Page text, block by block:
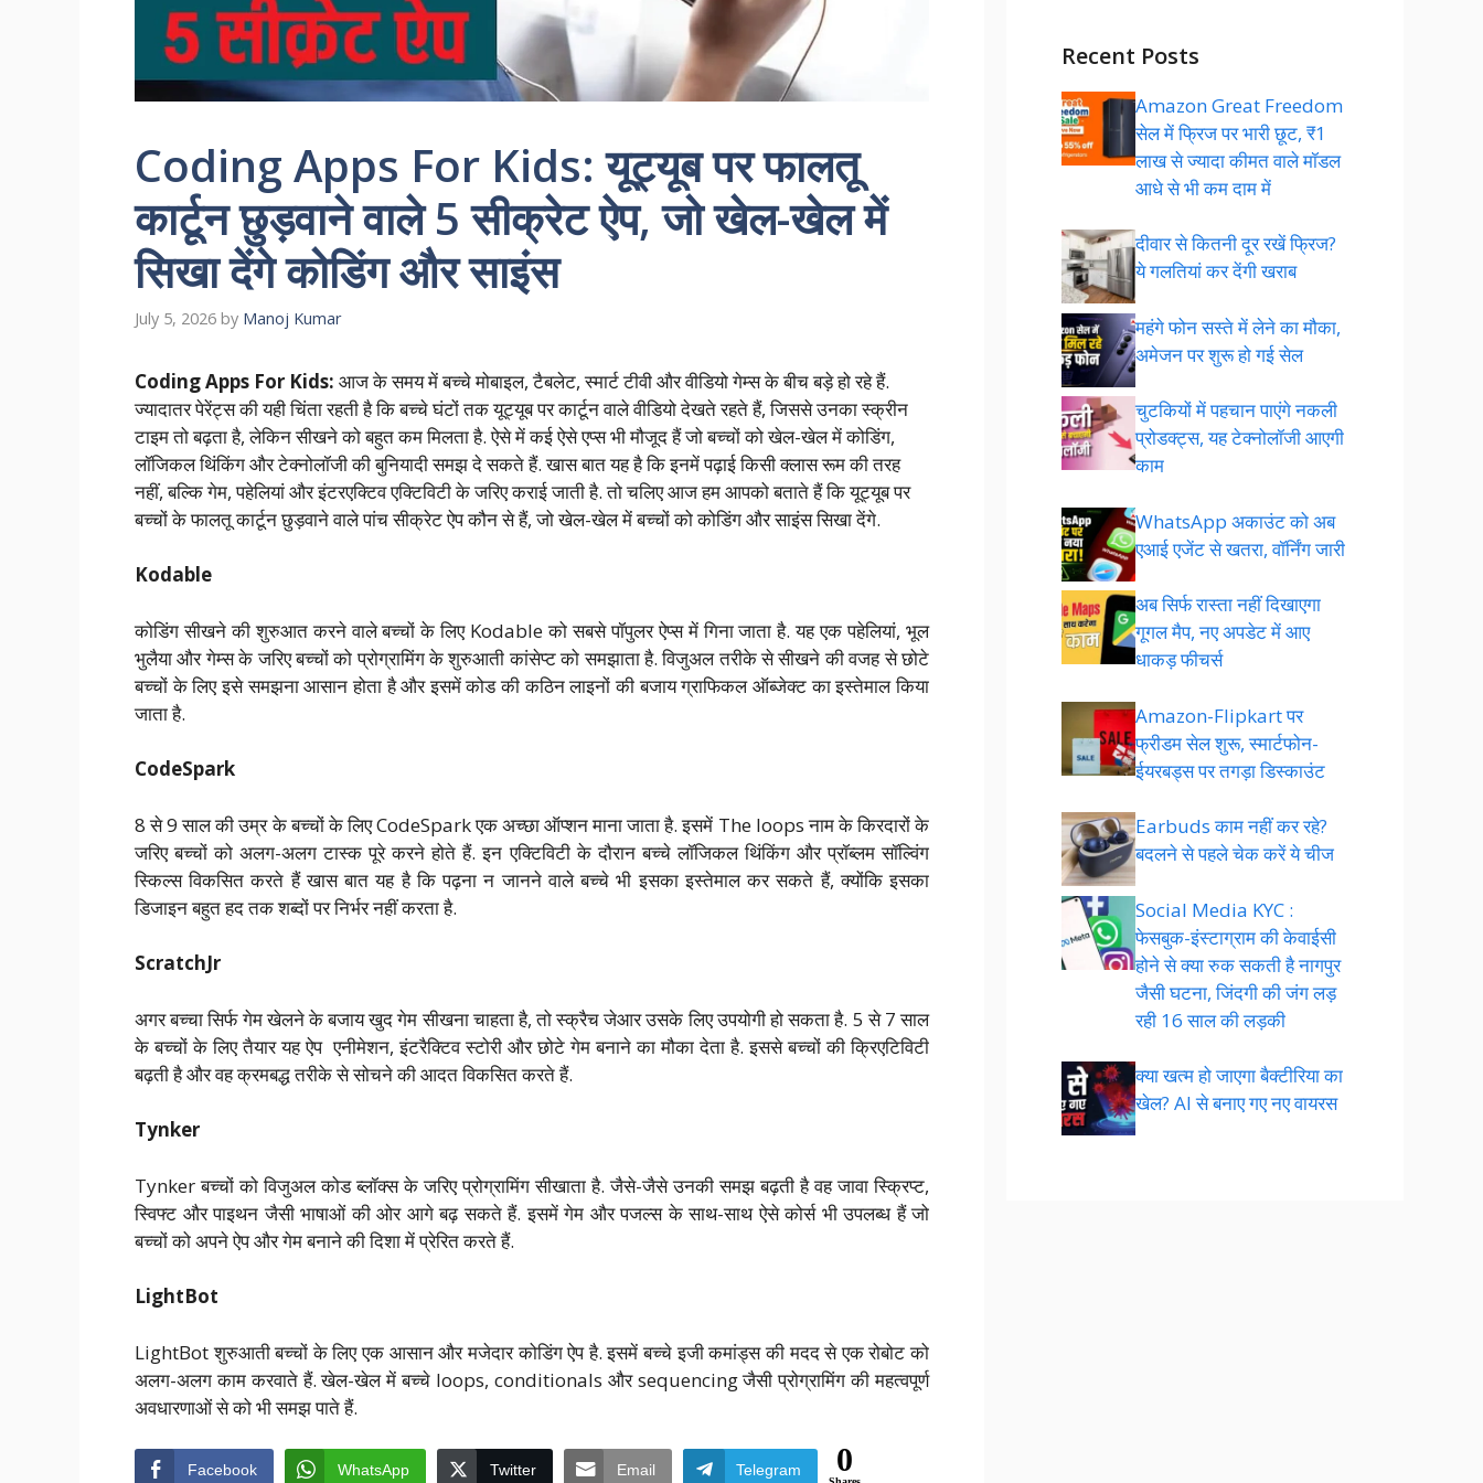
Coding Apps For Kids: यूट्यूब पर फालतू
कार्टून छुड़वाने वाले 5 सीक्रेट ऐप, जो खेल-खेल में
सिखा देंगे कोडिंग और साइंस
July 5, 2026 by Manoj Kumar
Coding Apps For Kids: आज के समय में बच्चे मोबाइल, टैबलेट, स्मार्ट टीवी और वीडियो गेम्स के बीच बड़े हो रहे हैं.
ज्यादातर पेरेंट्स की यही चिंता रहती है कि बच्चे घंटों तक यूट्यूब पर कार्टून वाले वीडियो देखते रहते हैं, जिससे उनका स्क्रीन
टाइम तो बढ़ता है, लेकिन सीखने को बहुत कम मिलता है. ऐसे में कई ऐसे एप्स भी मौजूद हैं जो बच्चों को खेल-खेल में कोडिंग,
लॉजिकल थिंकिंग और टेक्नोलॉजी की बुनियादी समझ दे सकते हैं. खास बात यह है कि इनमें पढ़ाई किसी क्लास रूम की तरह
नहीं, बल्कि गेम, पहेलियां और इंटरएक्टिव एक्टिविटी के जरिए कराई जाती है. तो चलिए आज हम आपको बताते हैं कि यूट्यूब पर
बच्चों के फालतू कार्टून छुड़वाने वाले पांच सीक्रेट ऐप कौन से हैं, जो खेल-खेल में बच्चों को कोडिंग और साइंस सिखा देंगे.
Kodable
कोडिंग सीखने की शुरुआत करने वाले बच्चों के लिए Kodable को सबसे पॉपुलर ऐप्स में गिना जाता है. यह एक पहेलियां, भूल
भुलैया और गेम्स के जरिए बच्चों को प्रोग्रामिंग के शुरुआती कांसेप्ट को समझाता है. विजुअल तरीके से सीखने की वजह से छोटे
बच्चों के लिए इसे समझना आसान होता है और इसमें कोड की कठिन लाइनों की बजाय ग्राफिकल ऑब्जेक्ट का इस्तेमाल किया
जाता है.
CodeSpark
8 से 9 साल की उम्र के बच्चों के लिए CodeSpark एक अच्छा ऑप्शन माना जाता है. इसमें The loops नाम के किरदारों के
जरिए बच्चों को अलग-अलग टास्क पूरे करने होते हैं. इन एक्टिविटी के दौरान बच्चे लॉजिकल थिंकिंग और प्रॉब्लम सॉल्विंग
स्किल्स विकसित करते हैं खास बात यह है कि पढ़ना न जानने वाले बच्चे भी इसका इस्तेमाल कर सकते हैं, क्योंकि इसका
डिजाइन बहुत हद तक शब्दों पर निर्भर नहीं करता है.
ScratchJr
अगर बच्चा सिर्फ गेम खेलने के बजाय खुद गेम सीखना चाहता है, तो स्क्रैच जेआर उसके लिए उपयोगी हो सकता है. 5 से 7 साल
के बच्चों के लिए तैयार यह ऐप एनीमेशन, इंटरैक्टिव स्टोरी और छोटे गेम बनाने का मौका देता है. इससे बच्चों की क्रिएटिविटी
बढ़ती है और वह क्रमबद्ध तरीके से सोचने की आदत विकसित करते हैं.
Tynker
Tynker बच्चों को विजुअल कोड ब्लॉक्स के जरिए प्रोग्रामिंग सीखाता है. जैसे-जैसे उनकी समझ बढ़ती है वह जावा स्क्रिप्ट,
स्विफ्ट और पाइथन जैसी भाषाओं की ओर आगे बढ़ सकते हैं. इसमें गेम और पजल्स के साथ-साथ ऐसे कोर्स भी उपलब्ध हैं जो
बच्चों को अपने ऐप और गेम बनाने की दिशा में प्रेरित करते हैं.
LightBot
LightBot शुरुआती बच्चों के लिए एक आसान और मजेदार कोडिंग ऐप है. इसमें बच्चे इजी कमांड्स की मदद से एक रोबोट को
अलग-अलग काम करवाते हैं. खेल-खेल में बच्चे loops, conditionals और sequencing जैसी प्रोग्रामिंग की महत्वपूर्ण
अवधारणाओं से को भी समझ पाते हैं.
Facebook WhatsApp Twitter Email Telegram 0
Recent Posts
Amazon Great Freedom
सेल में फ्रिज पर भारी छूट, ₹1
लाख से ज्यादा कीमत वाले मॉडल
आधे से भी कम दाम में
दीवार से कितनी दूर रखें फ्रिज?
ये गलतियां कर देंगी खराब
महंगे फोन सस्ते में लेने का मौका,
अमेजन पर शुरू हो गई सेल
चुटकियों में पहचान पाएंगे नकली
प्रोडक्ट्स, यह टेक्नोलॉजी आएगी
काम
WhatsApp अकाउंट को अब
एआई एजेंट से खतरा, वॉर्निंग जारी
अब सिर्फ रास्ता नहीं दिखाएगा
गूगल मैप, नए अपडेट में आए
धाकड़ फीचर्स
Amazon-Flipkart पर
फ्रीडम सेल शुरू, स्मार्टफोन-
ईयरबड्स पर तगड़ा डिस्काउंट
Earbuds काम नहीं कर रहे?
बदलने से पहले चेक करें ये चीज
Social Media KYC :
फेसबुक-इंस्टाग्राम की केवाईसी
होने से क्या रुक सकती है नागपुर
जैसी घटना, जिंदगी की जंग लड़
रही 16 साल की लड़की
क्या खत्म हो जाएगा बैक्टीरिया का
खेल? AI से बनाए गए नए वायरस